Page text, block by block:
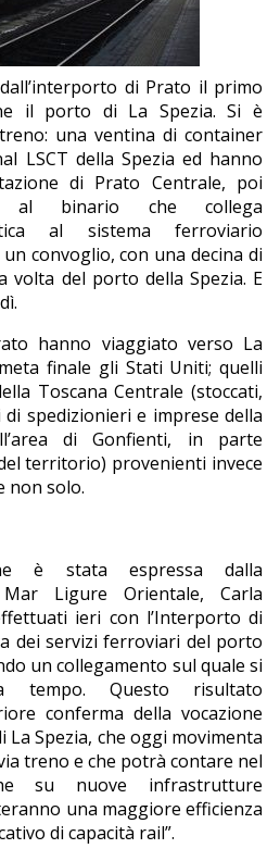
di Prato il primo
il porto di La Spezia. Si è
una ventina di container
LSCT della Spezia ed hanno
di Prato Centrale, poi
al binario che collega
al sistema ferroviario
convoglio, con una decina di
volta del porto della Spezia. E
hanno viaggiato verso La
finale gli Stati Uniti; quelli
Toscana Centrale (stoccati,
spedizionieri e imprese della
di Gonfienti, in parte
territorio) provenienti invece
non solo.
è stata espressa dalla
Mar Ligure Orientale, Carla
ieri con l’Interporto di
dei servizi ferroviari del porto
un collegamento sul quale si
tempo. Questo risultato
conferma della vocazione
Spezia, che oggi movimenta
treno e che potrà contare nel
su nuove infrastrutture
una maggiore efficienza
di capacità rail”.